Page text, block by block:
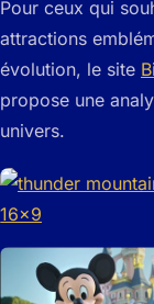
Pour ceux qui
attractions
évolution, le site
propose une
univers.